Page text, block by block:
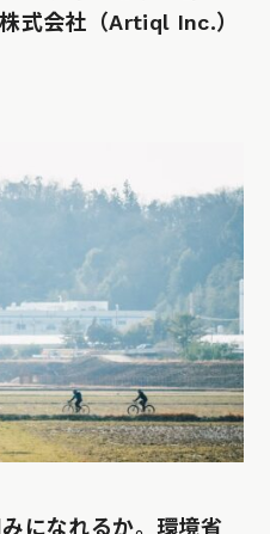
式会社（Artiql Inc.）
になれるか。環境省